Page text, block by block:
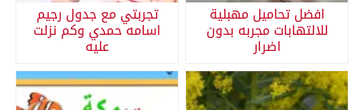
افضل تحاميل مهبلية
للالتهابات مجربه بدون
اضرار
تجربتي مع جدول رجيم
اسامه حمدي وكم نزلت
عليه